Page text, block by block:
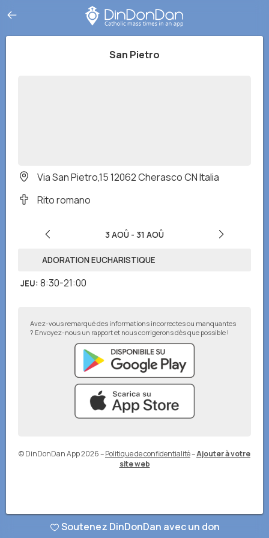
San Pietro
Via San Pietro,15 12062 Cherasco CN Italia
Rito romano
3 AOÛ - 31 AOÛ
ADORATION EUCHARISTIQUE
JEU: 8:30-21:00
Avez-vous remarqué des informations incorrectes ou manquantes
? Envoyez-nous un rapport et nous corrigerons dès que possible !
© DinDonDan App 2026–Politique de confidentialité–Ajouter à votre
site web
Soutenez DinDonDan avec un don